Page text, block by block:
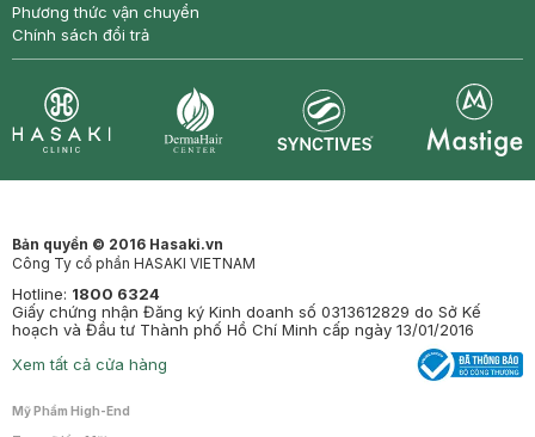
Phương thức vận chuyển
Chính sách đổi trả
Bản quyền © 2016 Hasaki.vn
Công Ty cổ phần HASAKI VIETNAM
Hotline: 1800 6324
Giấy chứng nhận Đăng ký Kinh doanh số 0313612829 do Sở Kế
hoạch và Đầu tư Thành phố Hồ Chí Minh cấp ngày 13/01/2016
Xem tất cả cửa hàng
Mỹ Phẩm High-End